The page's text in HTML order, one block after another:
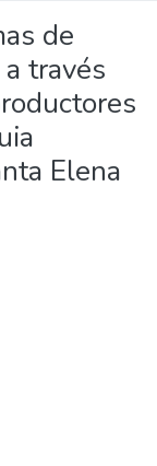
de
través
Elena